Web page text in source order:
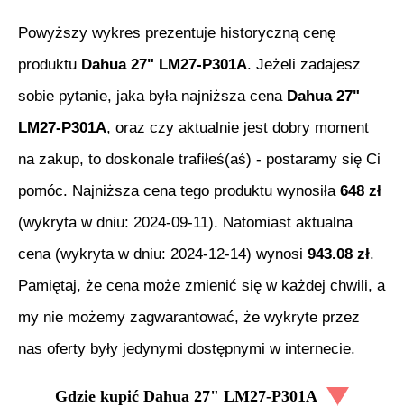
Powyższy wykres prezentuje historyczną cenę
produktu Dahua 27" LM27-P301A. Jeżeli zadajesz
sobie pytanie, jaka była najniższa cena Dahua 27"
LM27-P301A, oraz czy aktualnie jest dobry moment
na zakup, to doskonale trafiłeś(aś) - postaramy się Ci
pomóc. Najniższa cena tego produktu wynosiła 648 zł
(wykryta w dniu: 2024-09-11). Natomiast aktualna
cena (wykryta w dniu: 2024-12-14) wynosi 943.08 zł.
Pamiętaj, że cena może zmienić się w każdej chwili, a
my nie możemy zagwarantować, że wykryte przez
nas oferty były jedynymi dostępnymi w internecie.
Gdzie kupić Dahua 27" LM27-P301A